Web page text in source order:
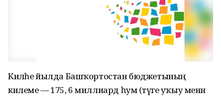
Киләһе йылда Башҡортостан бюджетының
килеме — 175, 6 миллиард һум (тәүге уҡыу менән